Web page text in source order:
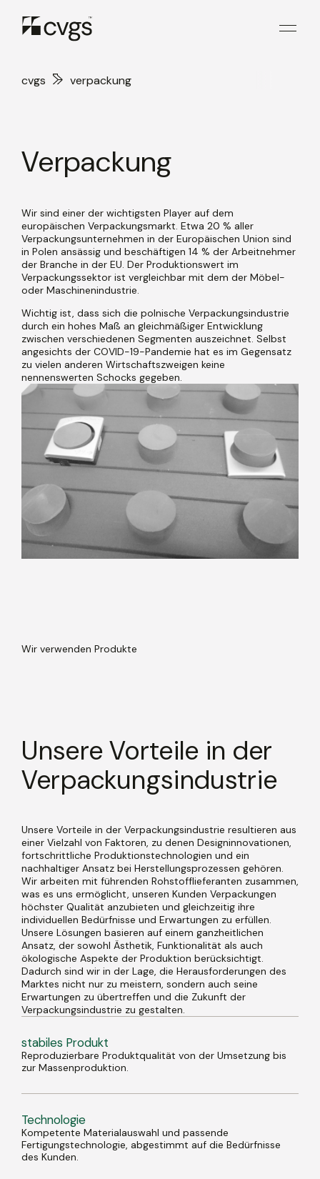
cvgs verpackung
Verpackung
Wir sind einer der wichtigsten Player auf dem
europäischen Verpackungsmarkt. Etwa 20 % aller
Verpackungsunternehmen in der Europäischen Union sind
in Polen ansässig und beschäftigen 14 % der Arbeitnehmer
der Branche in der EU. Der Produktionswert im
Verpackungssektor ist vergleichbar mit dem der Möbel-
oder Maschinenindustrie.
Wichtig ist, dass sich die polnische Verpackungsindustrie
durch ein hohes Maß an gleichmäßiger Entwicklung
zwischen verschiedenen Segmenten auszeichnet. Selbst
angesichts der COVID-19-Pandemie hat es im Gegensatz
zu vielen anderen Wirtschaftszweigen keine
nennenswerten Schocks gegeben.
Wir verwenden Produkte
Unsere Vorteile in der
Verpackungsindustrie
Unsere Vorteile in der Verpackungsindustrie resultieren aus
einer Vielzahl von Faktoren, zu denen Designinnovationen,
fortschrittliche Produktionstechnologien und ein
nachhaltiger Ansatz bei Herstellungsprozessen gehören.
Wir arbeiten mit führenden Rohstofflieferanten zusammen,
was es uns ermöglicht, unseren Kunden Verpackungen
höchster Qualität anzubieten und gleichzeitig ihre
individuellen Bedürfnisse und Erwartungen zu erfüllen.
Unsere Lösungen basieren auf einem ganzheitlichen
Ansatz, der sowohl Ästhetik, Funktionalität als auch
ökologische Aspekte der Produktion berücksichtigt.
Dadurch sind wir in der Lage, die Herausforderungen des
Marktes nicht nur zu meistern, sondern auch seine
Erwartungen zu übertreffen und die Zukunft der
Verpackungsindustrie zu gestalten.
stabiles Produkt
Reproduzierbare Produktqualität von der Umsetzung bis
zur Massenproduktion.
Technologie
Kompetente Materialauswahl und passende
Fertigungstechnologie, abgestimmt auf die Bedürfnisse
des Kunden.